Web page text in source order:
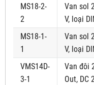
MS18-2-
2
Van sol
V, loại
MS18-1-
1
Van sol
V, loại
VMS14D-
3-1
Van đôi
Out, DC